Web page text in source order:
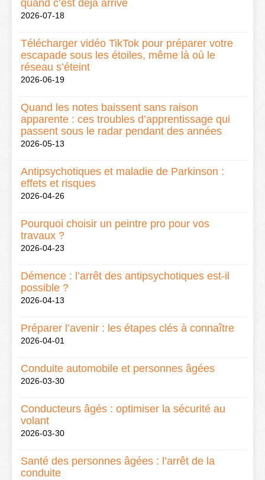
quand c’est déjà arrivé
2026-07-18
Télécharger vidéo TikTok pour préparer votre
escapade sous les étoiles, même là où le
réseau s’éteint
2026-06-19
Quand les notes baissent sans raison
apparente : ces troubles d’apprentissage qui
passent sous le radar pendant des années
2026-05-13
Antipsychotiques et maladie de Parkinson :
effets et risques
2026-04-26
Pourquoi choisir un peintre pro pour vos
travaux ?
2026-04-23
Démence : l’arrêt des antipsychotiques est-il
possible ?
2026-04-13
Préparer l’avenir : les étapes clés à connaître
2026-04-01
Conduite automobile et personnes âgées
2026-03-30
Conducteurs âgés : optimiser la sécurité au
volant
2026-03-30
Santé des personnes âgées : l’arrêt de la
conduite